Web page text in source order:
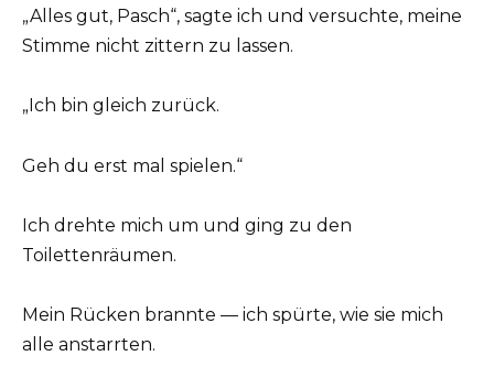
„Alles gut, Pasch“, sagte ich und versuchte, meine
Stimme nicht zittern zu lassen.
„Ich bin gleich zurück.
Geh du erst mal spielen.“
Ich drehte mich um und ging zu den
Toilettenräumen.
Mein Rücken brannte — ich spürte, wie sie mich
alle anstarrten.